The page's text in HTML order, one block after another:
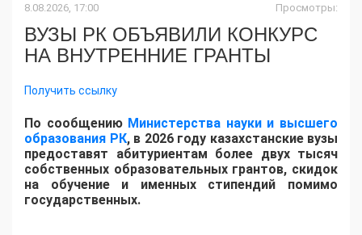
8.08.2026, 17:00 Просмотры:
ВУЗЫ РК ОБЪЯВИЛИ КОНКУРС
НА ВНУТРЕННИЕ ГРАНТЫ
Получить ссылку
По сообщению Министерства науки и высшего
образования РК, в 2026 году казахстанские вузы
предоставят абитуриентам более двух тысяч
собственных образовательных грантов, скидок
на обучение и именных стипендий помимо
государственных.